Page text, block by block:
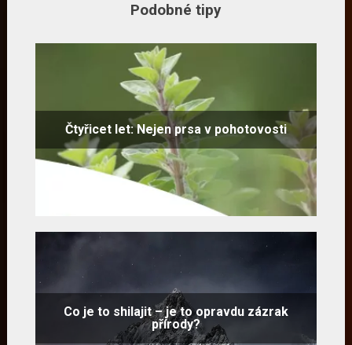
Podobné tipy
Čtyřicet let: Nejen prsa v pohotovosti
Co je to shilajit – je to opravdu zázrak
přírody?